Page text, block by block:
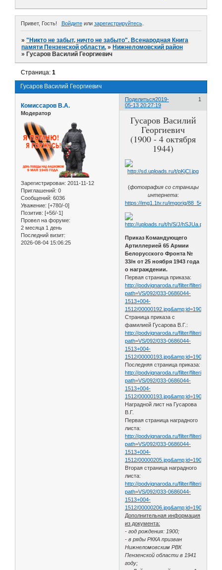
Привет, Гость! Войдитеили зарегистрируйтесь.
»"Никто не забыт, ничто не забыто". Всенародная Книга
памяти Пензенской области. » Нижнеломовский район
» Гусаров Василий Георгиевич
Гусаров Василий Георгиевич
Страница:1
Поделиться 1
2019-
05-13 20:27:19
Комиссаров В.А.
Модератор
Зарегистрирован: 2011-11-12
Приглашений: 0
Сообщений: 6036
Уважение: [+780/-0]
Позитив: [+56/-1]
Провел на форуме:
2 месяца 1 день
Последний визит:
2026-08-04 15:06:25
Гусаров Василий
Георгиевич
(1900 - 4 октября
1944)
(фотография со страницы
интернета:
https://img1.1tv.ru/imgorig/
Приказ Командующего
Артиллерией 65 Армии
Белорусского Фронта №
33/н от 25 ноября 1943 года
о награждении.
Первая страница приказа:
http://podvignaroda.ru/filter/filterimage?
path=VS/092/033-0686044-
1513+004-
1512/
Страница приказа с
фамилией Гусарова В.Г.:
http://podvignaroda.ru/filter/filterimage?
path=VS/092/033-0686044-
1513+004-
1512/
Последняя страница приказа:
http://podvignaroda.ru/filter/filterimage?
path=VS/092/033-0686044-
1513+004-
1512/
Наградной лист на Гусарова
В.Г.
Первая страница наградного
листа:
http://podvignaroda.ru/filter/filterimage?
path=VS/092/033-0686044-
1513+004-
1512/
Вторая страница наградного
листа:
http://podvignaroda.ru/filter/filterimage?
path=VS/092/033-0686044-
1513+004-
1512/
Дополнительная информация
из документа:
- год рождения: 1900;
- в ряды РККА призван
Нижнеломовским РВК
Пензенской области в 1941
году;